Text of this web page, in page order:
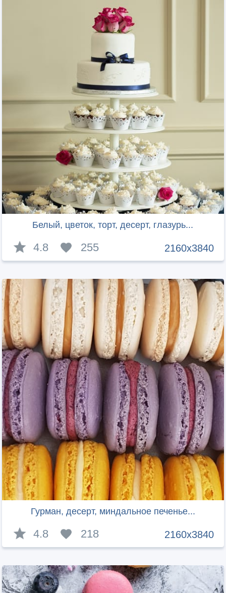
Белый, цветок, торт, десерт, глазурь...
2160x3840
4.8 255
Гурман, десерт, миндальное печенье...
2160x3840
4.8 218